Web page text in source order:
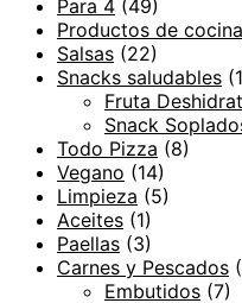
Para 4 (49)
Productos de cocina
Salsas (22)
Snacks saludables
Fruta
Snack
Todo Pizza (8)
Vegano (14)
Limpieza (5)
Aceites (1)
Paellas (3)
Carnes y Pescados
Embutidos (7)